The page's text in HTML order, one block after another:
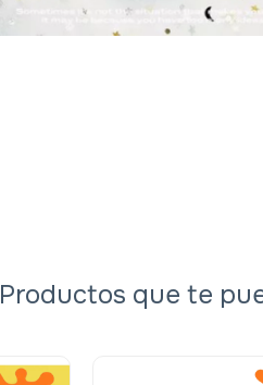
Productos que te